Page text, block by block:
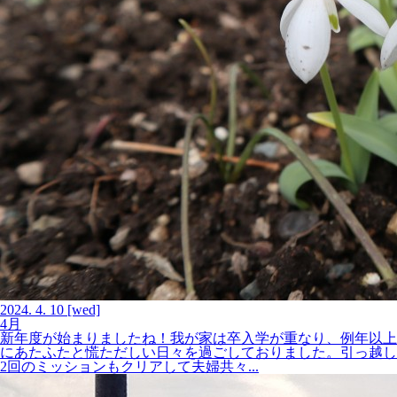
2024. 4. 10 [wed]
4月
新年度が始まりましたね！我が家は卒入学が重なり、例年以上
にあたふたと慌ただしい日々を過ごしておりました。引っ越し
2回のミッションもクリアして夫婦共々...